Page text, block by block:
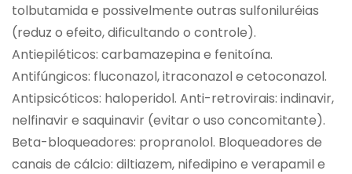
tolbutamida e possivelmente outras sulfoniluréias
(reduz o efeito, dificultando o controle).
Antiepiléticos: carbamazepina e fenitoína.
Antifúngicos: fluconazol, itraconazol e cetoconazol.
Antipsicóticos: haloperidol. Anti-retrovirais: indinavir,
nelfinavir e saquinavir (evitar o uso concomitante).
Beta-bloqueadores: propranolol. Bloqueadores de
canais de cálcio: diltiazem, nifedipino e verapamil e